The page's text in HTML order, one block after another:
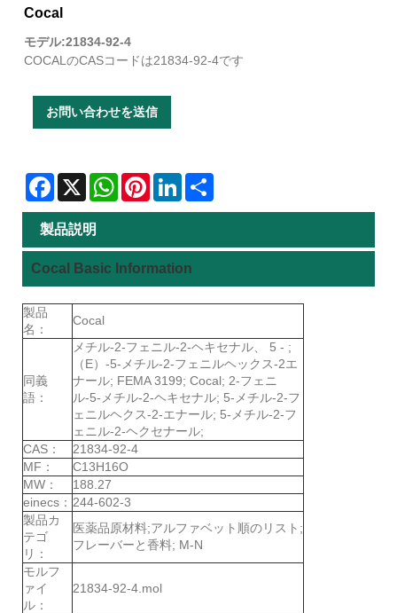
Cocal
モデル:21834-92-4
COCALのCASコードは21834-92-4です
お問い合わせを送信
Facebook
X WhatsAppPinterestLinkedIn
製品説明
Cocal Basic Information
製品
名：
Cocal
同義
語：
メチル-2-フェニル-2-ヘキセナル、 5 - ;
（E）-5-メチル-2-フェニルヘックス-2エ
ナール; FEMA 3199; Cocal; 2-フェニ
ル-5-メチル-2-ヘキセナル; 5-メチル-2-フ
ェニルヘクス-2-エナール; 5-メチル-2-フ
ェニル-2-ヘクセナール;
CAS：
21834-92-4
MF：
C13H16O
MW：
188.27
einecs： 244-602-3
製品カ
テゴ
リ：
医薬品原材料;アルファベット順のリスト;
フレーバーと香料; M-N
モルフ
ァイ
ル：
21834-92-4.mol